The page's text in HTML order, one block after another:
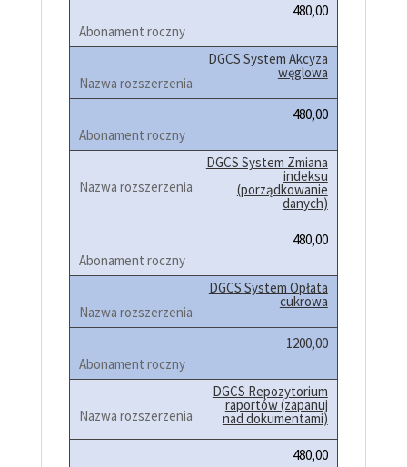
480,00
DGCS System Akcyza
węglowa
480,00
DGCS System Zmiana
indeksu
(porządkowanie
danych)
480,00
DGCS System Opłata
cukrowa
1200,00
DGCS Repozytorium
raportów (zapanuj
nad dokumentami)
480,00